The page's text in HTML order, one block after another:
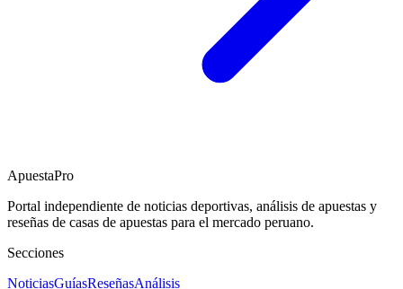
ApuestaPro
Portal independiente de noticias deportivas, análisis de apuestas y
reseñas de casas de apuestas para el mercado peruano.
Secciones
NoticiasGuíasReseñasAnálisis